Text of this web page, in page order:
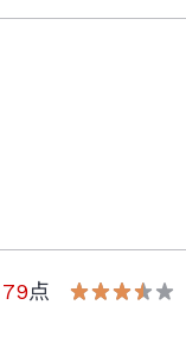
79点